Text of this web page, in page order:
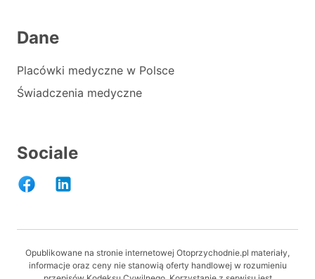
Dane
Placówki medyczne w Polsce
Świadczenia medyczne
Sociale
Opublikowane na stronie internetowej Otoprzychodnie.pl materiały,
informacje oraz ceny nie stanowią oferty handlowej w rozumieniu